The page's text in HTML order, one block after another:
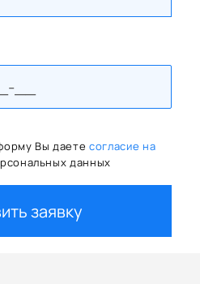
Вы даете согласие на
данных
заявку